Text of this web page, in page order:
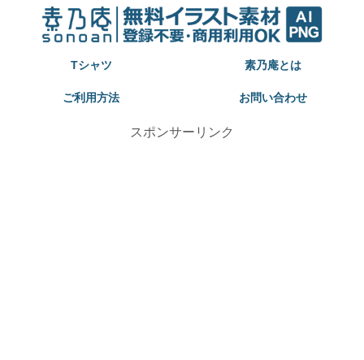
Tシャツ 素乃庵とは
ご利用方法 お問い合わせ
スポンサーリンク